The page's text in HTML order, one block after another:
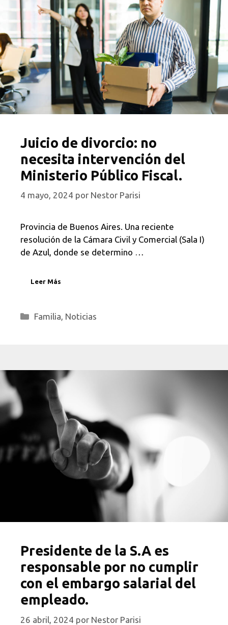
Juicio de divorcio: no
necesita intervención del
Ministerio Público Fiscal.
4 mayo, 2024 por Nestor Parisi
Provincia de Buenos Aires. Una reciente
resolución de la Cámara Civil y Comercial (Sala I)
de Azul, donde se determino …
Leer Más
Categorías
Familia Noticias
Presidente de la S.A es
responsable por no cumplir
con el embargo salarial del
empleado.
26 abril, 2024 por Nestor Parisi